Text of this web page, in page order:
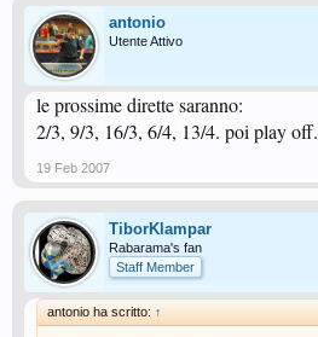
antonio
Utente Attivo
le prossime dirette saranno:
2/3, 9/3, 16/3, 6/4, 13/4. poi play off.
19 Feb 2007
TiborKlampar
Rabarama's fan
Staff Member
antonio ha scritto: ↑